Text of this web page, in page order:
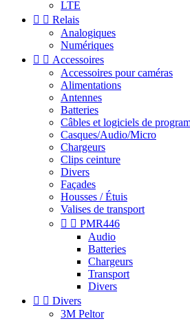
LTE
  Relais
Analogiques
Numériques
  Accessoires
Accessoires pour caméras
Alimentations
Antennes
Batteries
Câbles et logiciels de
Casques/Audio/Micro
Chargeurs
Clips ceinture
Divers
Façades
Housses / Étuis
Valises de transport
  PMR446
Audio
Batteries
Chargeurs
Transport
Divers
  Divers
3M Peltor